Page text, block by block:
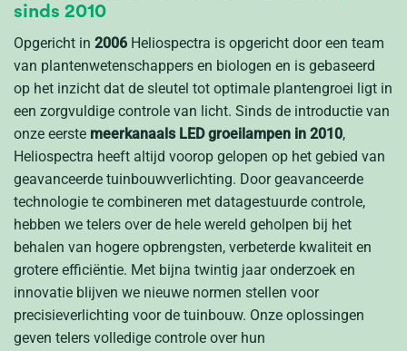
sinds 2010
Opgericht in 2006 Heliospectra is opgericht door een team
van plantenwetenschappers en biologen en is gebaseerd
op het inzicht dat de sleutel tot optimale plantengroei ligt in
een zorgvuldige controle van licht. Sinds de introductie van
onze eerste meerkanaals LED groeilampen in 2010,
Heliospectra heeft altijd voorop gelopen op het gebied van
geavanceerde tuinbouwverlichting. Door geavanceerde
technologie te combineren met datagestuurde controle,
hebben we telers over de hele wereld geholpen bij het
behalen van hogere opbrengsten, verbeterde kwaliteit en
grotere efficiëntie. Met bijna twintig jaar onderzoek en
innovatie blijven we nieuwe normen stellen voor
precisieverlichting voor de tuinbouw. Onze oplossingen
geven telers volledige controle over hun